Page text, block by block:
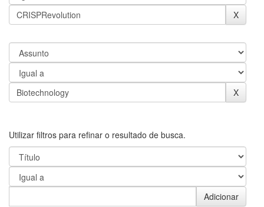
Utilizar filtros para refinar o resultado de busca.